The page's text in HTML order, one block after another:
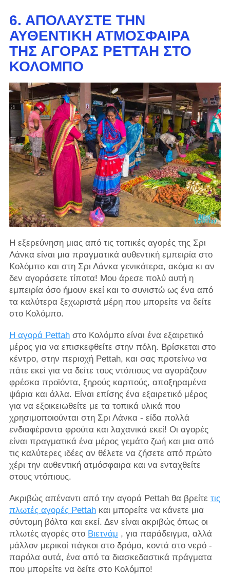
6. ΑΠΟΛΑΎΣΤΕ ΤΗΝ
ΑΥΘΕΝΤΙΚΉ ΑΤΜΌΣΦΑΙΡΑ
ΤΗΣ ΑΓΟΡΆΣ PETTAH ΣΤΟ
ΚΟΛΌΜΠΟ
Η εξερεύνηση μιας από τις τοπικές αγορές της Σρι
Λάνκα είναι μια πραγματικά αυθεντική εμπειρία στο
Κολόμπο και στη Σρι Λάνκα γενικότερα, ακόμα κι αν
δεν αγοράσετε τίποτα! Μου άρεσε πολύ αυτή η
εμπειρία όσο ήμουν εκεί και το συνιστώ ως ένα από
τα καλύτερα ξεχωριστά μέρη που μπορείτε να δείτε
στο Κολόμπο.
Η αγορά Pettahστο Κολόμπο είναι ένα εξαιρετικό
μέρος για να επισκεφθείτε στην πόλη. Βρίσκεται στο
κέντρο, στην περιοχή Pettah, και σας προτείνω να
πάτε εκεί για να δείτε τους ντόπιους να αγοράζουν
φρέσκα προϊόντα, ξηρούς καρπούς, αποξηραμένα
ψάρια και άλλα. Είναι επίσης ένα εξαιρετικό μέρος
για να εξοικειωθείτε με τα τοπικά υλικά που
χρησιμοποιούνται στη Σρι Λάνκα - είδα πολλά
ενδιαφέροντα φρούτα και λαχανικά εκεί! Οι αγορές
είναι πραγματικά ένα μέρος γεμάτο ζωή και μια από
τις καλύτερες ιδέες αν θέλετε να ζήσετε από πρώτο
χέρι την αυθεντική ατμόσφαιρα και να ενταχθείτε
στους ντόπιους.
Ακριβώς απέναντι από την αγορά Pettah θα βρείτε τις
πλωτές αγορές Pettahκαι μπορείτε να κάνετε μια
σύντομη βόλτα και εκεί. Δεν είναι ακριβώς όπως οι
πλωτές αγορές στο Βιετνάμ , για παράδειγμα, αλλά
μάλλον μερικοί πάγκοι στο δρόμο, κοντά στο νερό -
παρόλα αυτά, ένα από τα διασκεδαστικά πράγματα
που μπορείτε να δείτε στο Κολόμπο!